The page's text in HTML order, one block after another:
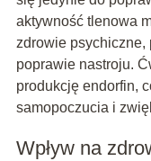
aktywność tlenowa
zdrowie psychiczne,
poprawie nastroju.
produkcję endorfin,
samopoczucia i
Wpływ na